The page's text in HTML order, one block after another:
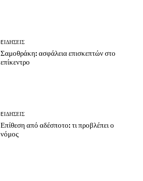
EΙΔΗΣΕΙΣ
Σαμοθράκη: ασφάλεια επισκεπτών στο
επίκεντρο
EΙΔΗΣΕΙΣ
Επίθεση από αδέσποτο: τι προβλέπει ο
νόμος